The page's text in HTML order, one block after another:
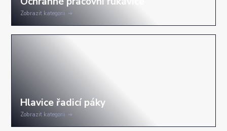
Zobrazit kategorii
Zobrazit kategorii